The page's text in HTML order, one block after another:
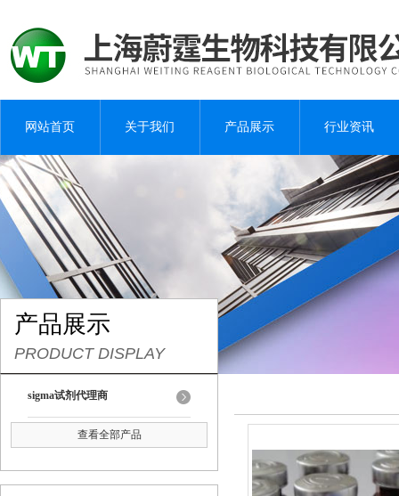
网站首页 关于我们 产品展示 行业资讯
产品展示
PRODUCT DISPLAY
sigma试剂代理商
查看全部产品